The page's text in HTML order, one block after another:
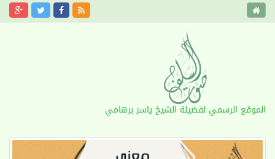
الموقع الرسمي لفضيلة الشيخ ياسر برهامي